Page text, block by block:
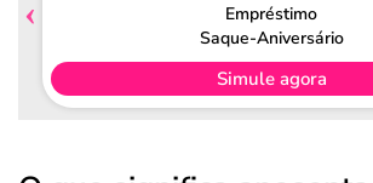
Empréstimo
Saque-Aniversário
Simule agora